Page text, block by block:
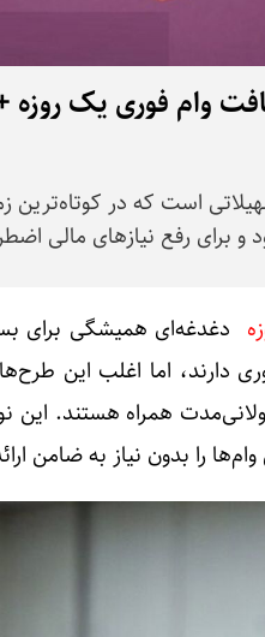
وام فوری یک روزه
است که در
برای رفع نیازهای مالی
دغدغه‌ای همیشگی برای
دارند، اما اغلب این
همراه هستند. این
را بدون نیاز به ضامن